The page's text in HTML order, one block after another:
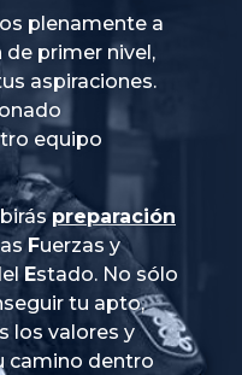
plenamente a
primer nivel,
aspiraciones.
equipo
preparación
Fuerzas y
Estado. No sólo
tu apto,
los valores y
camino dentro